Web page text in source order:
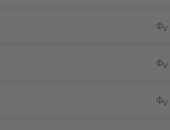
ΦV
ΦV
ΦV